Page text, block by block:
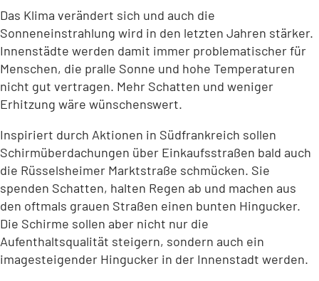
Das Klima verändert sich und auch die
Sonneneinstrahlung wird in den letzten Jahren stärker.
Innenstädte werden damit immer problematischer für
Menschen, die pralle Sonne und hohe Temperaturen
nicht gut vertragen. Mehr Schatten und weniger
Erhitzung wäre wünschenswert.
Inspiriert durch Aktionen in Südfrankreich sollen
Schirmüberdachungen über Einkaufsstraßen bald auch
die Rüsselsheimer Marktstraße schmücken. Sie
spenden Schatten, halten Regen ab und machen aus
den oftmals grauen Straßen einen bunten Hingucker.
Die Schirme sollen aber nicht nur die
Aufenthaltsqualität steigern, sondern auch ein
imagesteigender Hingucker in der Innenstadt werden.